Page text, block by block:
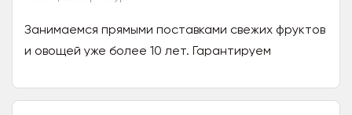
Занимаемся прямыми поставками свежих фруктов
и овощей уже более 10 лет. Гарантируем
рациональные цены!...